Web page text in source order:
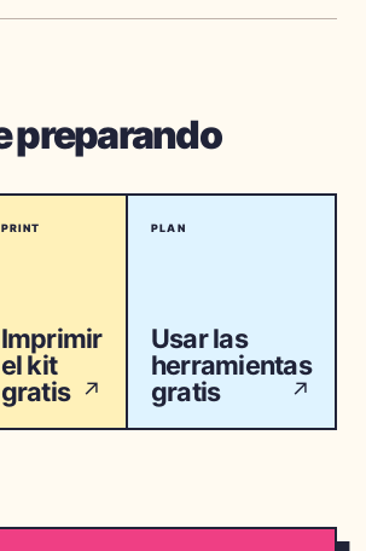
preparando
PRINT
Imprimir
el kit
gratis ↗
PLAN
Usar las
herramientas
gratis
↗